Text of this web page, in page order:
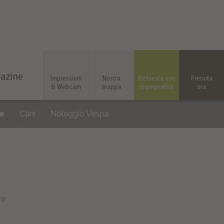
Cani Noleggio Vespa
Impressioni
& Webcam
Nostra
mappa
Richiesta non
impegnativa
Prenota
ora